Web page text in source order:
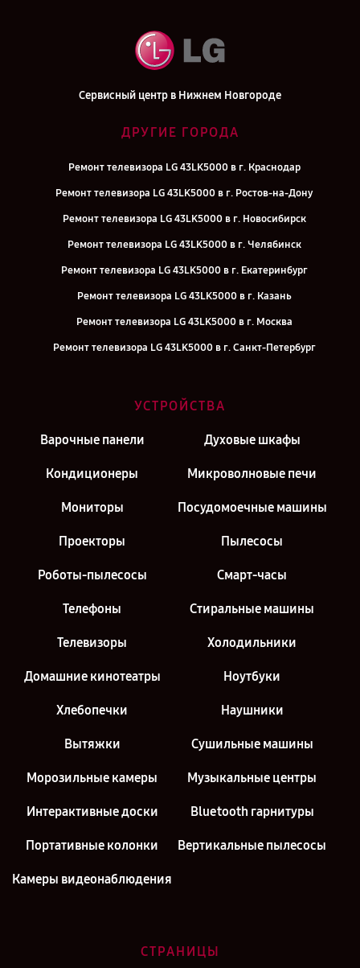
Сервисный центр в Нижнем Новгороде
ДРУГИЕ ГОРОДА
Ремонт телевизора LG 43LK5000 в г. Краснодар
Ремонт телевизора LG 43LK5000 в г. Ростов-на-Дону
Ремонт телевизора LG 43LK5000 в г. Новосибирск
Ремонт телевизора LG 43LK5000 в г. Челябинск
Ремонт телевизора LG 43LK5000 в г. Екатеринбург
Ремонт телевизора LG 43LK5000 в г. Казань
Ремонт телевизора LG 43LK5000 в г. Москва
Ремонт телевизора LG 43LK5000 в г. Санкт-Петербург
УСТРОЙСТВА
Варочные панели Духовые шкафы
Кондиционеры Микроволновые печи
Мониторы Посудомоечные машины
Проекторы Пылесосы
Роботы-пылесосы Смарт-часы
Телефоны Стиральные машины
Телевизоры Холодильники
Домашние кинотеатры Ноутбуки
Хлебопечки Наушники
Вытяжки Сушильные машины
Морозильные камеры Музыкальные центры
Интерактивные доски Bluetooth гарнитуры
Портативные колонки Вертикальные пылесосы
Камеры видеонаблюдения
СТРАНИЦЫ